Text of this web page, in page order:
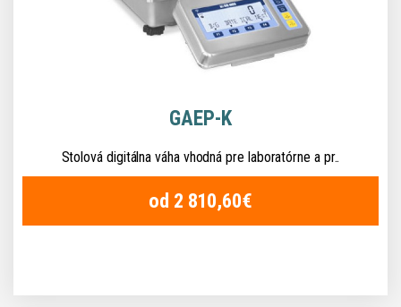
GAEP-K
Stolová digitálna váha vhodná pre laboratórne a pr..
od 2 810,60€